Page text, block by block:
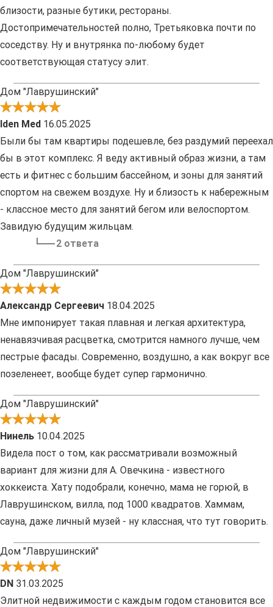
близости, разные бутики, рестораны.
Достопримечательностей полно, Третьяковка почти по
соседству. Ну и внутрянка по-любому будет
соответствующая статусу элит.
Дом "Лаврушинский"
Iden Med 16.05.2025
Были бы там квартиры подешевле, без раздумий переехал
бы в этот комплекс. Я веду активный образ жизни, а там
есть и фитнес с большим бассейном, и зоны для занятий
спортом на свежем воздухе. Ну и близость к набережным
- классное место для занятий бегом или велоспортом.
Завидую будущим жильцам.
2 ответа
Дом "Лаврушинский"
Александр Сергеевич 18.04.2025
Мне импонирует такая плавная и легкая архитектура,
ненавязчивая расцветка, смотрится намного лучше, чем
пестрые фасады. Современно, воздушно, а как вокруг все
позеленеет, вообще будет супер гармонично.
Дом "Лаврушинский"
Нинель 10.04.2025
Видела пост о том, как рассматривали возможный
вариант для жизни для А. Овечкина - известного
хоккеиста. Хату подобрали, конечно, мама не горюй, в
Лаврушинском, вилла, под 1000 квадратов. Хаммам,
сауна, даже личный музей - ну классная, что тут говорить.
Дом "Лаврушинский"
DN 31.03.2025
Элитной недвижимости с каждым годом становится все